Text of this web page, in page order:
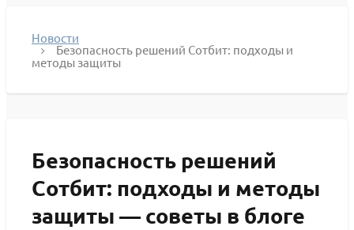
Новости
Безопасность решений Сотбит: подходы и
методы защиты
Безопасность решений
Сотбит: подходы и методы
защиты — советы в блоге